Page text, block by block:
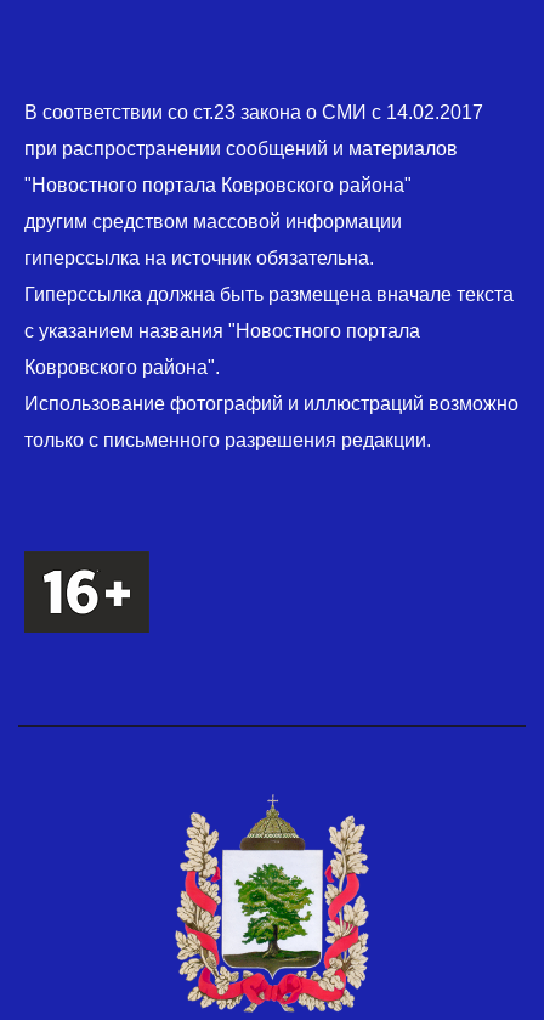
В соответствии со ст.23 закона о СМИ с 14.02.2017
при распространении сообщений и материалов
"Новостного портала Ковровского района"
другим средством массовой информации
гиперссылка на источник обязательна.
Гиперссылка должна быть размещена вначале текста
с указанием названия "Новостного портала
Ковровского района".
Использование фотографий и иллюстраций возможно
только с письменного разрешения редакции.